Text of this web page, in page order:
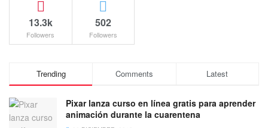
13.3k
Followers
502
Followers
Trending Comments Latest
Pixar lanza curso en línea gratis para aprender
animación durante la cuarentena